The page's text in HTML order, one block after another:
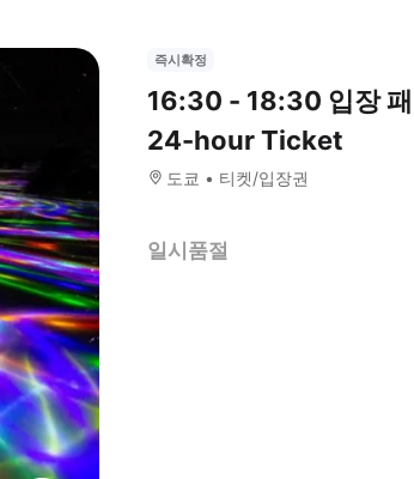
즉시확정
16:30 - 18:30 입장
24-hour Ticket
도쿄 티켓/입장권
일시품절